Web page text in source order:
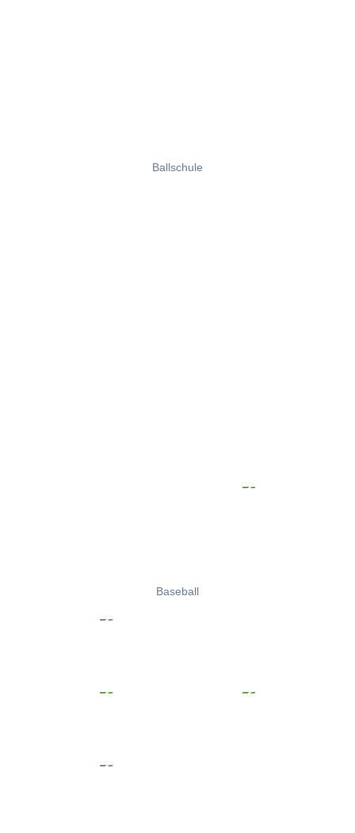
Ballschule
Baseball